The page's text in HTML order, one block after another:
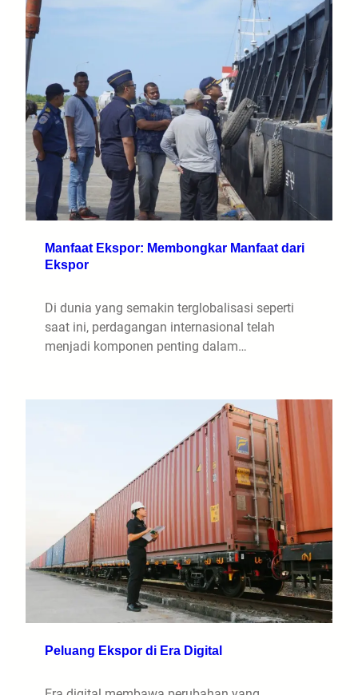
Manfaat Ekspor: Membongkar Manfaat dari
Ekspor
Di dunia yang semakin terglobalisasi seperti
saat ini, perdagangan internasional telah
menjadi komponen penting dalam…
Peluang Ekspor di Era Digital